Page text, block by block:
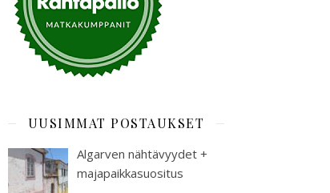
UUSIMMAT POSTAUKSET
Algarven nähtävyydet +
majapaikkasuositus